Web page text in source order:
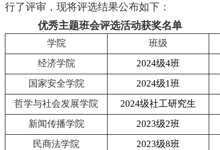
行了评审，现将评选结果公布如下：
优秀主题班会评选活动获奖名单
学院
班级
经济学院
2024级4班
国家安全学院
2024级1班
哲学与社会发展学院
2024级社工研究生
新闻传播学院
2023级2班
民商法学院
2023级8班